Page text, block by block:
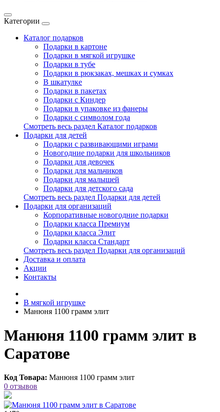
Категории
Каталог подарков
Подарки в картоне
Подарки в мягкой игрушке
Подарки в тубе
Подарки в рюкзаках, мешках и сумках
В шкатулке
Подарки в пакетах
Подарки с Киндер
Подарки в упаковке из фанеры
Подарки с символом года
Смотреть весь раздел Каталог подарков
Подарки для детей
Подарки с развивающими играми
Новогодние подарки для школьников
Подарки для девочек
Подарки для мальчиков
Подарки для малышей
Подарки для детского сада
Смотреть весь раздел Подарки для детей
Подарки для организаций
Корпоративные новогодние подарки
Подарки класса Премиум
Подарки класса Элит
Подарки класса Стандарт
Смотреть весь раздел Подарки для организаций
Доставка и оплата
Акции
Контакты
В мягкой игрушке
Манюня 1100 грамм элит
Манюня 1100 грамм элит в
Саратове
Код Товара: Манюня 1100 грамм элит
0 отзывов